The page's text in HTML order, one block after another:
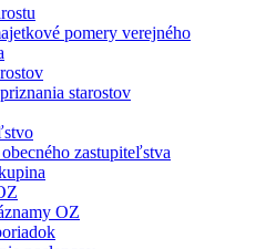
pomery verejného
starostov
zastupiteľstva
OZ